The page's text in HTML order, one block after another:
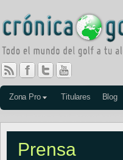
Zona Pro Titulares Blog
Prensa